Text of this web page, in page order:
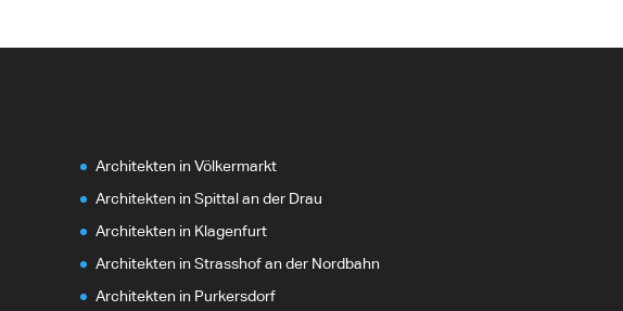
Architekten in Völkermarkt
Architekten in Spittal an der Drau
Architekten in Klagenfurt
Architekten in Strasshof an der Nordbahn
Architekten in Purkersdorf